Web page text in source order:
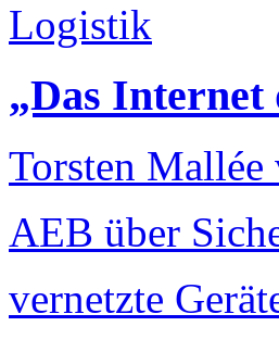
Logistik
„Das
Torsten
AEB über
vernetzte